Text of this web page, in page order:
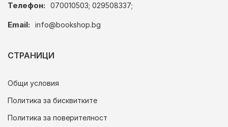
Телефон: 070010503; 029508337;
Email: info@bookshop.bg
СТРАНИЦИ
Общи условия
Политика за бисквитките
Политика за поверителност